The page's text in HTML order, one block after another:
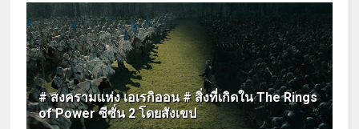
# สงครามแห่ง เอเรกิออน # สิ่งที่เกิดใน The Rings
of Power ซีซั่น 2 โดยสังเขป